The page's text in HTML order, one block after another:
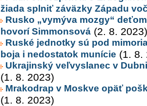
žiada splniť záväzky Západu
Rusko „vymýva mozgy“
hovorí Simmonsová (2. 8. 2023)
Ruské jednotky sú pod
boja i nedostatok munície (1. 8.
Ukrajinský veľvyslanec v
(1. 8. 2023)
Mrakodrap v Moskve opäť
(1. 8. 2023)